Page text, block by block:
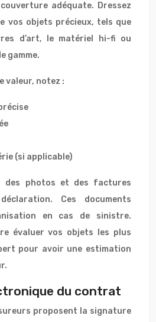
adéquate. Dressez
vos objets précieux, tels que
d’art, le matériel hi-fi ou
gamme.
valeur, notez :
(si applicable)
des photos et des factures
Ces documents
en cas de sinistre.
évaluer vos objets les plus
pour avoir une estimation
du contrat
proposent la signature